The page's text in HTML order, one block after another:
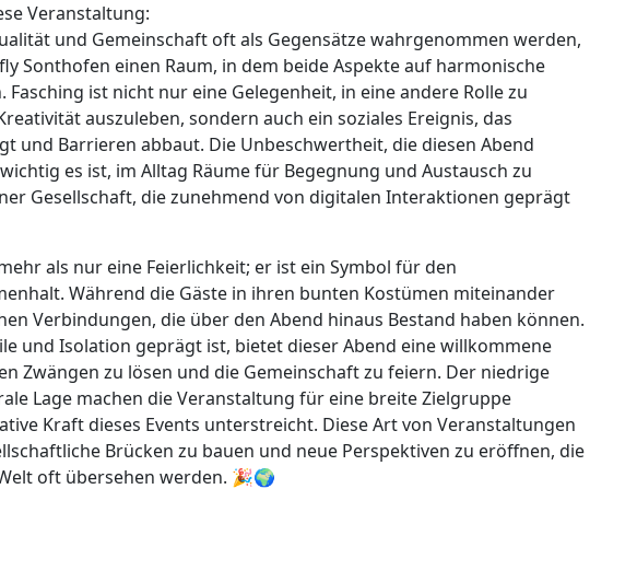
Veranstaltung:
und Gemeinschaft oft als Gegensätze wahrgenommen werden,
Sonthofen einen Raum, in dem beide Aspekte auf harmonische
Fasching ist nicht nur eine Gelegenheit, in eine andere Rolle zu
auszuleben, sondern auch ein soziales Ereignis, das
und Barrieren abbaut. Die Unbeschwertheit, die diesen Abend
es ist, im Alltag Räume für Begegnung und Austausch zu
Gesellschaft, die zunehmend von digitalen Interaktionen geprägt
als nur eine Feierlichkeit; er ist ein Symbol für den
Während die Gäste in ihren bunten Kostümen miteinander
Verbindungen, die über den Abend hinaus Bestand haben können.
und Isolation geprägt ist, bietet dieser Abend eine willkommene
Zwängen zu lösen und die Gemeinschaft zu feiern. Der niedrige
Lage machen die Veranstaltung für eine breite Zielgruppe
Kraft dieses Events unterstreicht. Diese Art von Veranstaltungen
Brücken zu bauen und neue Perspektiven zu eröffnen, die
oft übersehen werden. 🎉🌍